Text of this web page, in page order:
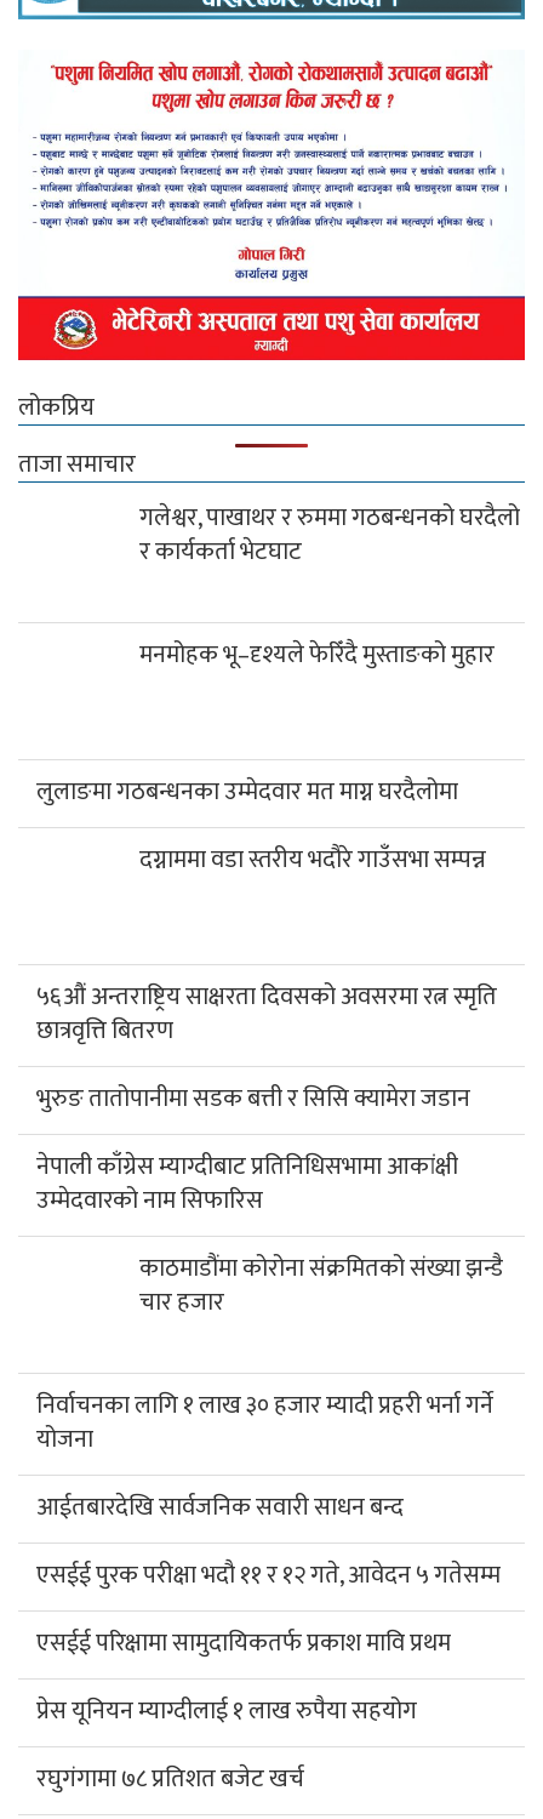
लोकप्रिय
ताजा समाचार
गलेश्वर, पाखाथर र रुममा गठबन्धनको घरदैलो
र कार्यकर्ता भेटघाट
मनमोहक भू–दृश्यले फेरिँदै मुस्ताङको मुहार
लुलाङमा गठबन्धनका उम्मेदवार मत माग्न घरदैलोमा
दग्नाममा वडा स्तरीय भदौरे गाउँसभा सम्पन्न
५६औं अन्तराष्ट्रिय साक्षरता दिवसको अवसरमा रत्न स्मृति
छात्रवृत्ति बितरण
भुरुङ तातोपानीमा सडक बत्ती र सिसि क्यामेरा जडान
नेपाली काँग्रेस म्याग्दीबाट प्रतिनिधिसभामा आकांक्षी
उम्मेदवारको नाम सिफारिस
काठमाडौंमा कोरोना संक्रमितको संख्या झन्डै
चार हजार
निर्वाचनका लागि १ लाख ३० हजार म्यादी प्रहरी भर्ना गर्ने
योजना
आईतबारदेखि सार्वजनिक सवारी साधन बन्द
एसईई पुरक परीक्षा भदौ ११ र १२ गते, आवेदन ५ गतेसम्म
एसईई परिक्षामा सामुदायिकतर्फ प्रकाश मावि प्रथम
प्रेस यूनियन म्याग्दीलाई १ लाख रुपैया सहयोग
रघुगंगामा ७८ प्रतिशत बजेट खर्च